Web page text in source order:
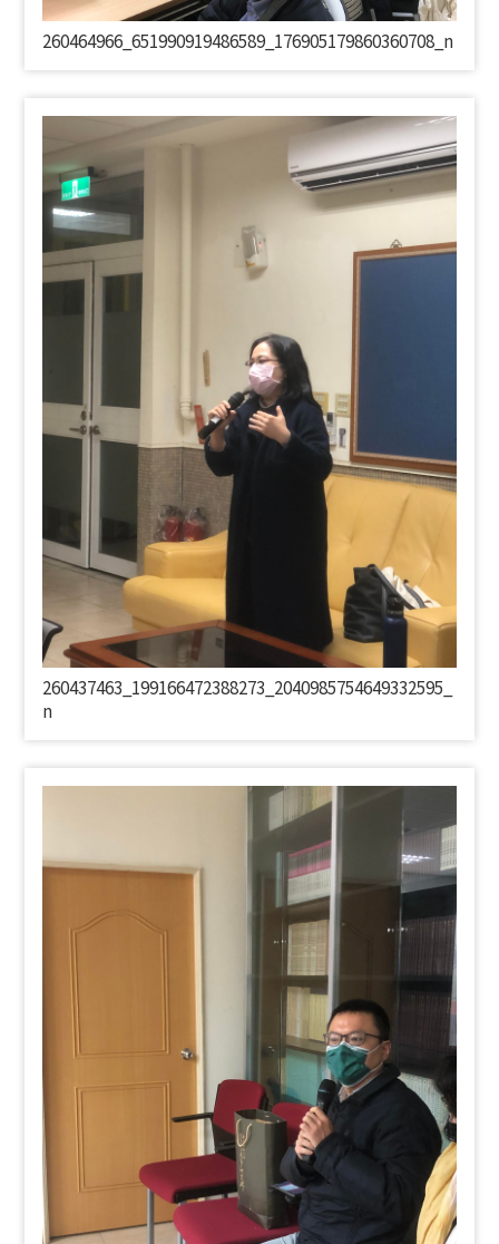
260464966_651990919486589_176905179860360708_ n
260437463_199166472388273_2040985754649332595_
n